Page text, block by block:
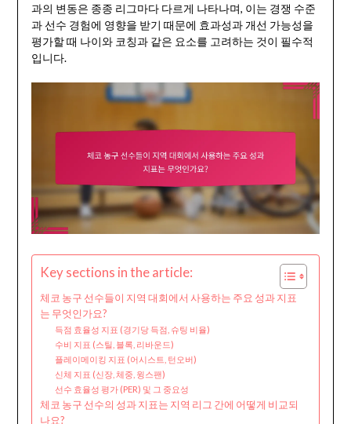
과의 변동은 종종 리그마다 다르게 나타나며, 이는 경쟁 수준
과 선수 경험에 영향을 받기 때문에 효과성과 개선 가능성을
평가할 때 나이와 코칭과 같은 요소를 고려하는 것이 필수적
입니다.
Key sections in the article:
체코 농구 선수들이 지역 대회에서 사용하는 주요 성과 지표
는 무엇인가요?
득점 효율성 지표 (경기당 득점, 슈팅 비율)
수비 지표 (스틸, 블록, 리바운드)
플레이메이킹 지표 (어시스트, 턴오버)
신체 지표 (신장, 체중, 윙스팬)
선수 효율성 평가 (PER) 및 그 중요성
체코 농구 선수의 성과 지표는 지역 리그 간에 어떻게 비교되
나요?